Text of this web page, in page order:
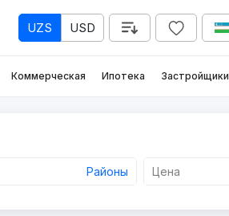
UZS USD
Коммерческая Ипотека Застройщики
Районы Цена